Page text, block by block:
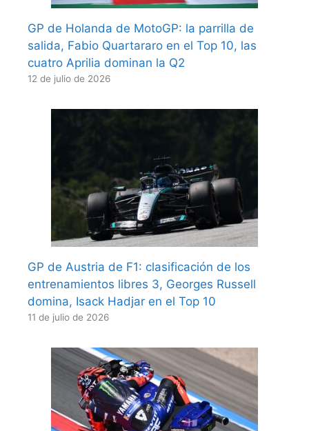
GP de Holanda de MotoGP: la parrilla de
salida, Fabio Quartararo en el Top 10, las
cuatro Aprilia dominan la Q2
12 de julio de 2026
GP de Austria de F1: clasificación de los
entrenamientos libres 3, Georges Russell
domina, Isack Hadjar en el Top 10
11 de julio de 2026